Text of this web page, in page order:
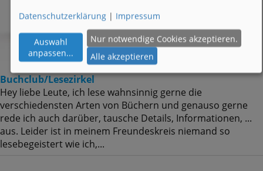
Buchclub/Lesezirkel
Hey liebe Leute, ich lese wahnsinnig gerne die
verschiedensten Arten von Büchern und genauso gerne
rede ich auch darüber, tausche Details, Informationen, ...
aus. Leider ist in meinem Freundeskreis niemand so
lesebegeistert wie ich,...
Datenschutzerklärung| Impressum
Auswahl
anpassen...
Nur notwendige Cookies akzeptieren.
Alle akzeptieren